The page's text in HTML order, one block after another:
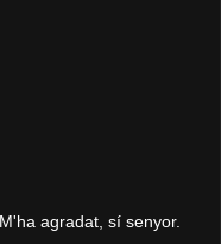
agradat, sí senyor.